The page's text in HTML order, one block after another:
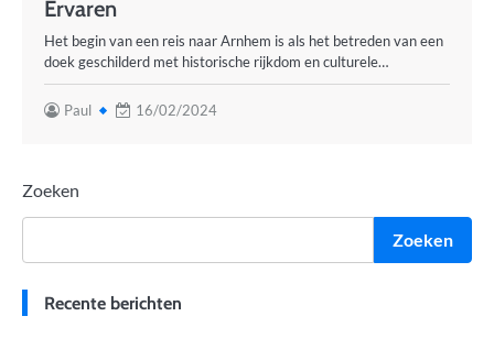
Ervaren
Het begin van een reis naar Arnhem is als het betreden van een
doek geschilderd met historische rijkdom en culturele…
Paul 16/02/2024
Zoeken
Zoeken
Recente berichten